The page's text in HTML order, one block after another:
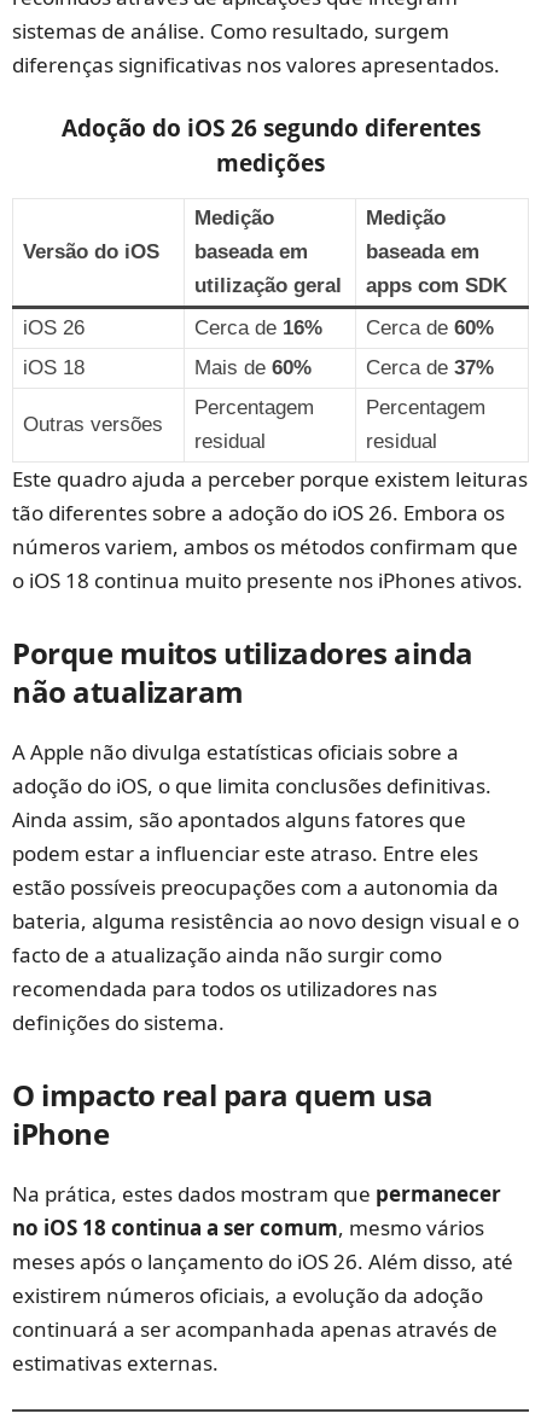
sistemas de análise. Como resultado, surgem
diferenças significativas nos valores apresentados.
Adoção do iOS 26 segundo diferentes
medições
Versão do iOS
Medição
baseada em
utilização geral
Medição
baseada em
apps com SDK
iOS 26
Cerca de 16% Cerca de 60%
iOS 18
Mais de 60% Cerca de 37%
Outras versões
Percentagem
residual
Percentagem
residual
Este quadro ajuda a perceber porque existem leituras
tão diferentes sobre a adoção do iOS 26. Embora os
números variem, ambos os métodos confirmam que
o iOS 18 continua muito presente nos iPhones ativos.
Porque muitos utilizadores ainda
não atualizaram
A Apple não divulga estatísticas oficiais sobre a
adoção do iOS, o que limita conclusões definitivas.
Ainda assim, são apontados alguns fatores que
podem estar a influenciar este atraso. Entre eles
estão possíveis preocupações com a autonomia da
bateria, alguma resistência ao novo design visual e o
facto de a atualização ainda não surgir como
recomendada para todos os utilizadores nas
definições do sistema.
O impacto real para quem usa
iPhone
Na prática, estes dados mostram que permanecer
no iOS 18 continua a ser comum, mesmo vários
meses após o lançamento do iOS 26. Além disso, até
existirem números oficiais, a evolução da adoção
continuará a ser acompanhada apenas através de
estimativas externas.